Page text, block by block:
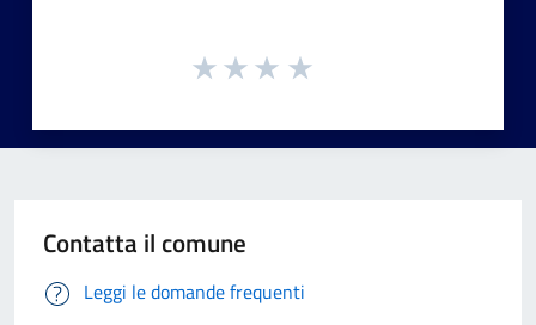
Contatta il comune
Leggi le domande frequenti